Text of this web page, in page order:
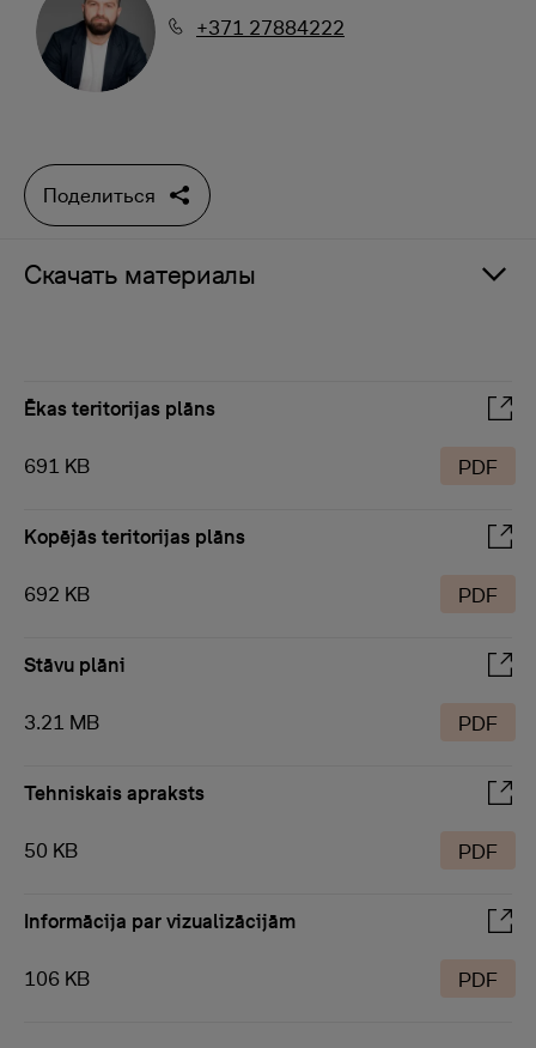
+371 27884222
Поделиться
Скачать материалы
Ēkas teritorijas plāns
691 KB PDF
Kopējās teritorijas plāns
692 KB PDF
Stāvu plāni
3.21 MB PDF
Tehniskais apraksts
50 KB PDF
Informācija par vizualizācijām
106 KB PDF